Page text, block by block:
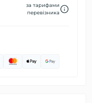
за тарифами
перевізника